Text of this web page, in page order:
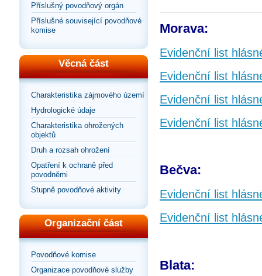
Příslušný povodňový orgán
Příslušné související povodňové
komise
Věcná část
Charakteristika zájmového území
Hydrologické údaje
Charakteristika ohrožených
objektů
Druh a rozsah ohrožení
Opatření k ochraně před
povodněmi
Stupně povodňové aktivity
Organizační část
Povodňové komise
Organizace povodňové služby
Morava:
Evidenční list
Evidenční list
Evidenční list
Evidenční list
Bečva:
Evidenční list
Evidenční list
Blata: